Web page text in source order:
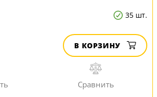
35 шт.
В КОРЗИНУ